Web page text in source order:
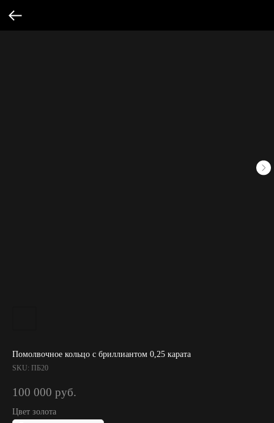
Помолвочное кольцо с бриллиантом 0,25 карата
SKU: ПБ20
100 000 руб.
Цвет золота